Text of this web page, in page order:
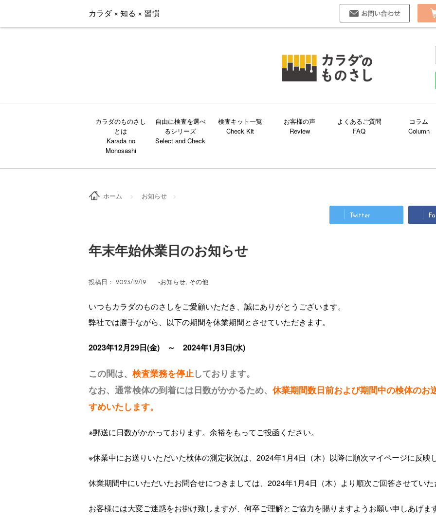
カラダ × 知る × 習慣
お問い
カラダのものさし
とは
自由に検査を選べ
るシリーズ
検査キット一覧 お客様の声 よくあるご質問 コラム
ホーム > お知らせ >
Twitter
年末年始休業日のお知らせ
投稿日： 2023/12/19 -お知らせ, その他
いつもカラダのものさしをご愛顧いただき、誠にありがとうございます。
弊社では勝手ながら、以下の期間を休業期間とさせていただきます。
2023年12月29日(金) ～ 2024年1月3日(水)
この間は、 検査業務を停止しております。
なお、通常検体の到着には日数がかかるため、 休業期間数日前および期間中の検体のお
すめいたします。
※郵送に日数がかかっております。余裕をもってご投函ください。
※休業中にお送りいただいた検体の測定状況は、2024年1月4日（木）以降に順次マイページに反映
休業期間中にいただいたお問合せにつきましては、2024年1月4日（木）より順次ご回答させていた
お客様には大変ご迷惑をお掛け致しますが、何卒ご理解とご協力を賜りますようお願い申しあげます